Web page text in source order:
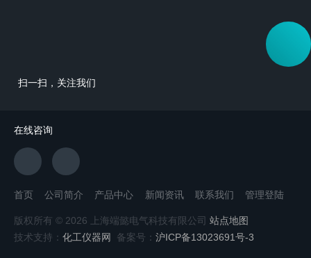
扫一扫，关注我们
在线咨询
首页 公司简介 产品中心 新闻资讯 联系我们 管理登陆
版权所有 © 2026 上海端懿电气科技有限公司 站点地图
技术支持： 化工仪器网 备案号： 沪ICP备13023691号-3